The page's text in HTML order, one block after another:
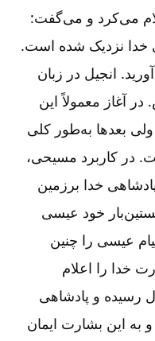
می‌کرد و می‌گفت:
خدا نزدیک شده است.
انجیل در زبان
آغاز معمولاً این
بعدها به‌طور کلی
در کاربرد مسیحی،
خدا برزمین
خود عیسی
عیسی را چنین
خدا را اعلام
رسیده و پادشاهی
به این بشارت ایمان